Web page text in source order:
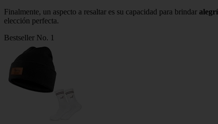
Finalmente, un aspecto a resaltar es su capacidad para brindar
elección perfecta.
Bestseller No. 1